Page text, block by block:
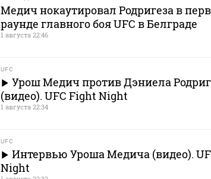
Медич нокаутировал Родригеза в
раунде главного боя UFC в Белграде
1 августа 22:46
UFC
Урош Медич против Дэниела
(видео). UFC Fight Night
1 августа 22:34
UFC
Интервью Уроша Медича (видео).
Night